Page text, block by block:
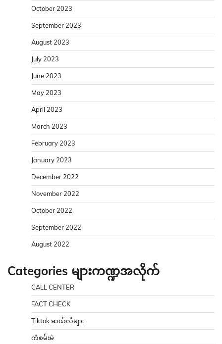
October 2023
September 2023
August 2023
July 2023
June 2023
May 2023
April 2023
March 2023
February 2023
January 2023
December 2022
November 2022
October 2022
September 2022
August 2022
Categories များကဏ္ဍအလိုက်
CALL CENTER
FACT CHECK
Tiktok ဆယ်လီများ
ကံစမ်းမဲ